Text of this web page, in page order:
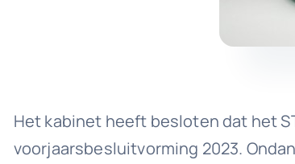
Het kabinet heeft besloten dat het
voorjaarsbesluitvorming 2023.